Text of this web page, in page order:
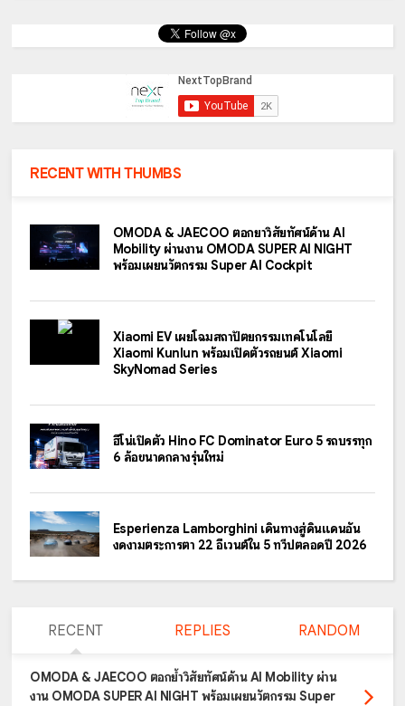
RECENT WITH THUMBS
OMODA & JAECOO ตอกย้ำวิสัยทัศน์ด้าน AI
Mobility ผ่านงาน OMODA SUPER AI NIGHT
พร้อมเผยนวัตกรรม Super AI Cockpit
Xiaomi EV เผยโฉมสถาปัตยกรรมเทคโนโลยี
Xiaomi Kunlun พร้อมเปิดตัวรถยนต์ Xiaomi
SkyNomad Series
ฮีโน่เปิดตัว Hino FC Dominator Euro 5 รถบรรทุก
6 ล้อขนาดกลางรุ่นใหม่
Esperienza Lamborghini เดินทางสู่ดินแดนอัน
งดงามตระการตา 22 อีเวนต์ใน 5 ทวีปตลอดปี 2026
RECENT REPLIES RANDOM
OMODA & JAECOO ตอกย้ำวิสัยทัศน์ด้าน AI Mobility ผ่าน
งาน OMODA SUPER AI NIGHT พร้อมเผยนวัตกรรม Super